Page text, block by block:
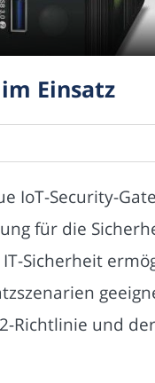
Einsatz
IoT-Security-
für die
Sicherheit
und der